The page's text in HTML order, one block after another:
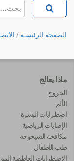
الصفحة الرئيسية /
ماذا يعالج
الجروح
الألم
اضطرابات البشرة
الإصابات الرياضية
مكافحة الشيخوخة
طب الأطفال
الاضطرابات العاطفية